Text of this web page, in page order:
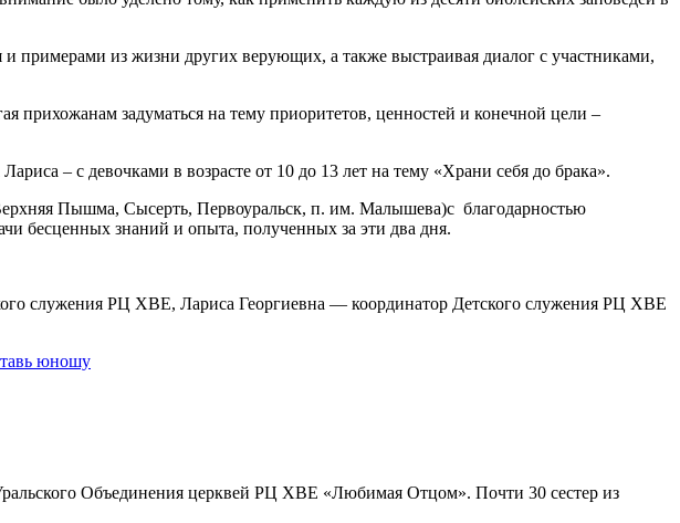
примерами из жизни других верующих, а также выстраивая диалог с участниками,
прихожанам задуматься на тему приоритетов, ценностей и конечной цели –
– с девочками в возрасте от 10 до 13 лет на тему «Храни себя до брака».
Пышма, Сысерть, Первоуральск, п. им. Малышева)с благодарностью
бесценных знаний и опыта, полученных за эти два дня.
служения РЦ ХВЕ, Лариса Георгиевна — координатор Детского служения РЦ ХВЕ
юношу
Объединения церквей РЦ ХВЕ «Любимая Отцом». Почти 30 сестер из